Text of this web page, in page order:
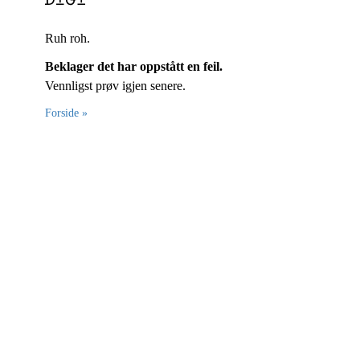
Ruh roh.
Beklager det har oppstått en feil.
Vennligst prøv igjen senere.
Forside »